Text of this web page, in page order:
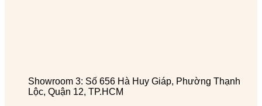
Showroom 3: Số 656 Hà Huy Giáp, Phường Thạnh
Lộc, Quận 12, TP.HCM